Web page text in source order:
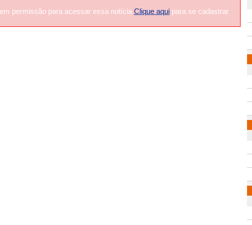
permissão para acessar essa notícia Clique aquipara se cadastrar